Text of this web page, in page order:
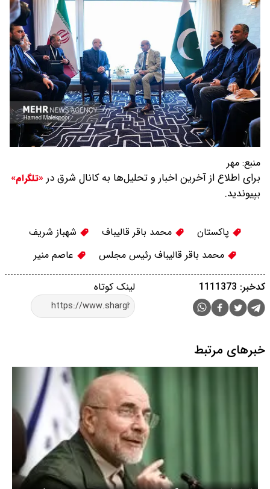
منبع: مهر
برای اطلاع از آخرین اخبار و تحلیل‌ها به کانال شرق در «تلگرام»
بپیوندید.
پاکستان محمد باقر قالیباف
شهباز شریف
محمد باقر قالیباف رئیس مجلس
عاصم منیر
لینک کوتاه کدخبر: 1111373
خبرهای مرتبط